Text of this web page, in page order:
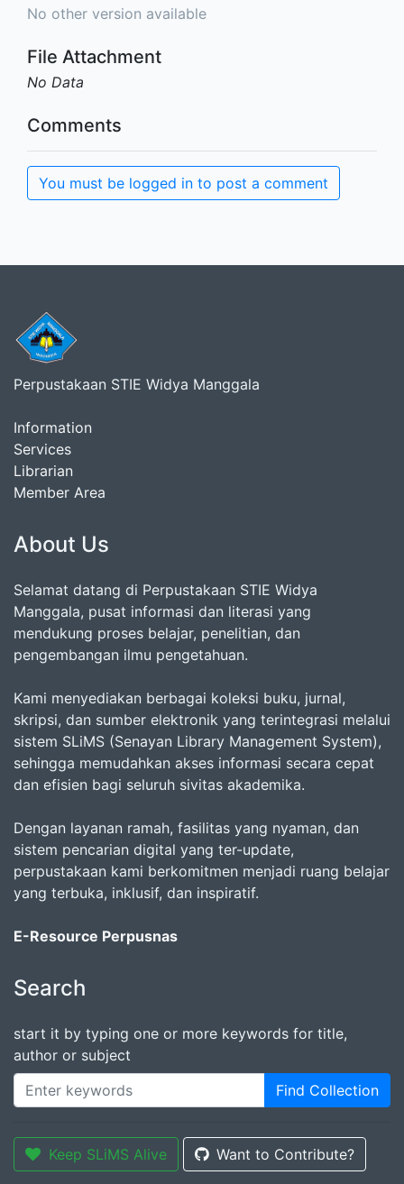
No other version available
File Attachment
No Data
Comments
You must be logged in to post a comment
Perpustakaan STIE Widya Manggala
Information
Services
Librarian
Member Area
About Us
Selamat datang di Perpustakaan STIE Widya
Manggala, pusat informasi dan literasi yang
mendukung proses belajar, penelitian, dan
pengembangan ilmu pengetahuan.
Kami menyediakan berbagai koleksi buku, jurnal,
skripsi, dan sumber elektronik yang terintegrasi melalui
sistem SLiMS (Senayan Library Management System),
sehingga memudahkan akses informasi secara cepat
dan efisien bagi seluruh sivitas akademika.
Dengan layanan ramah, fasilitas yang nyaman, dan
sistem pencarian digital yang ter-update,
perpustakaan kami berkomitmen menjadi ruang belajar
yang terbuka, inklusif, dan inspiratif.
E-Resource Perpusnas
Search
start it by typing one or more keywords for title,
author or subject
Find Collection
Keep SLiMS Alive Want to Contribute?